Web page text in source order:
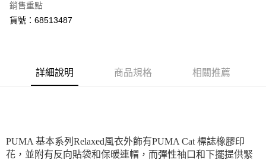
宅配(離島恕不配送)
每筆NT$180
銷售重點
貨號：68513487
詳細說明 商品規格 相關推薦
PUMA 基本系列Relaxed風衣外飾有PUMA Cat 標誌橡膠印
花，並附有反向貼袋和保暖連帽，而彈性袖口和下擺提供緊